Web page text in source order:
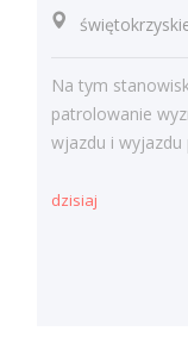
świętokrzyskie/
Na tym
patrolowanie
wjazdu i
dzisiaj